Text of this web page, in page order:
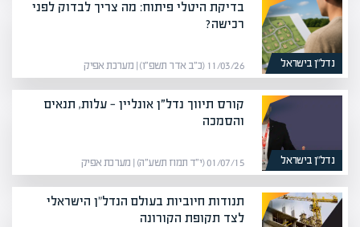
נדל”ן בישראל
בדיקת היטלי פיתוח: מה צריך לבדוק לפני
רכישה?
11/03/26 (כ״ב אדר תשפ״ו) | מערכת אפיק
נדל”ן בישראל
קורס תיווך נדל״ן אונליין — עלות, תנאים
והסמכה
01/07/15 (י״ד תמוז תשע״ה) | מערכת אפיק
תנודות חיוביות בעולם הנדל"ן הישראלי
לצד תקופת הקורונה